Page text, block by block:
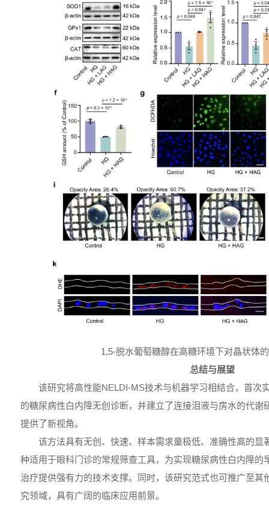
1,5-脱水葡萄糖醇在高糖环境下对晶状体
总结与展望
该研究将高性能NELDI-MS技术与机器学习相结合，首次
的糖尿病性白内障无创诊断，并建立了连接泪液与房水的代谢
提供了新视角。
该方法具有无创、快速、样本需求量极低、准确性高的显
种适用于眼科门诊的常规筛查工具，为实现糖尿病性白内障的
治疗提供强有力的技术支撑。同时，该研究范式也可推广至其
究领域，具有广阔的临床应用前景。